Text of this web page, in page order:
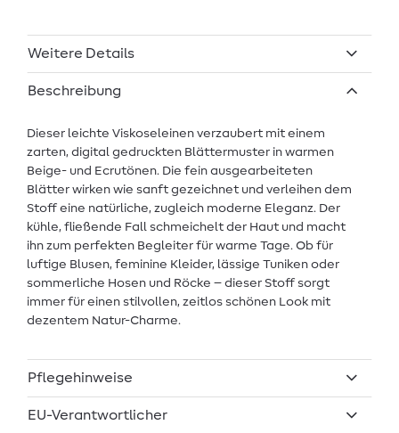
Weitere Details
Beschreibung
Dieser leichte Viskoseleinen verzaubert mit einem
zarten, digital gedruckten Blättermuster in warmen
Beige- und Ecrutönen. Die fein ausgearbeiteten
Blätter wirken wie sanft gezeichnet und verleihen dem
Stoff eine natürliche, zugleich moderne Eleganz. Der
kühle, fließende Fall schmeichelt der Haut und macht
ihn zum perfekten Begleiter für warme Tage. Ob für
luftige Blusen, feminine Kleider, lässige Tuniken oder
sommerliche Hosen und Röcke – dieser Stoff sorgt
immer für einen stilvollen, zeitlos schönen Look mit
dezentem Natur-Charme.
Pflegehinweise
EU-Verantwortlicher